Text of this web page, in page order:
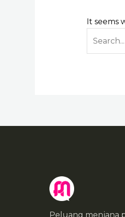
It seems
Peluang menjana